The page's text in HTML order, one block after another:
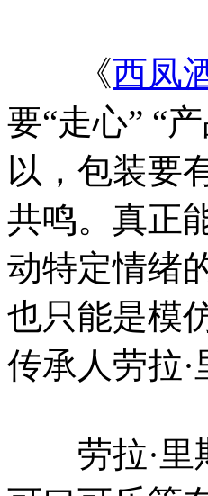
《西凤
要“走心” “
以，包装要
共鸣。真正
动特定情绪
也只能是模
传承人劳拉
劳拉·里斯